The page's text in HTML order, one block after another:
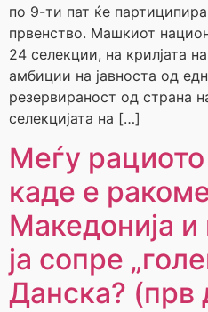
по 9-ти пат ќе
првенство. Машкиот
24 селекции, на крилјата
амбиции на јавноста од
резервираност од страна
селекцијата на […]
Меѓу
каде е
Македонија и
ја сопре
Данска? (прв